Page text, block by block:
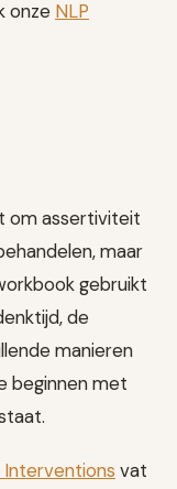
onze NLP
om assertiviteit
maar
gebruikt
de
manieren
beginnen met
Interventions vat